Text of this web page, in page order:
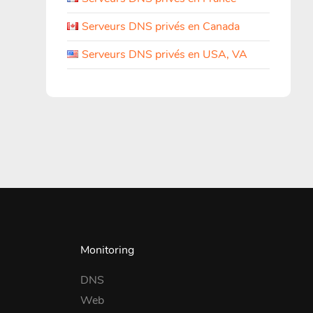
Serveurs DNS privés en Canada
Serveurs DNS privés en USA, VA
Monitoring
DNS
Web